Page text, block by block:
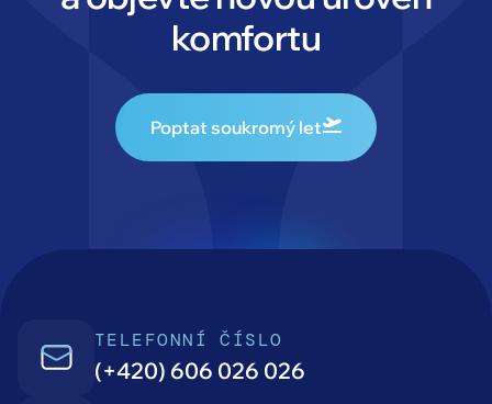
komfortu
Poptat soukromý let
TELEFONNÍ ČÍSLO
(+420) 606 026 026